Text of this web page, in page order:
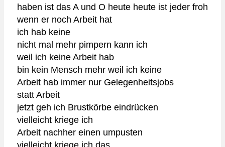
haben ist das A und O heute heute ist jeder froh
wenn er noch Arbeit hat
ich hab keine
nicht mal mehr pimpern kann ich
weil ich keine Arbeit hab
bin kein Mensch mehr weil ich keine
Arbeit hab immer nur Gelegenheitsjobs
statt Arbeit
jetzt geh ich Brustkörbe eindrücken
vielleicht kriege ich
Arbeit nachher einen umpusten
vielleicht kriege ich das